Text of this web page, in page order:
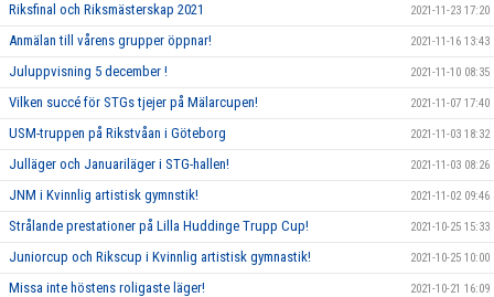
Riksfinal och Riksmästerskap 2021 2021-11-23 17:20
Anmälan till vårens grupper öppnar! 2021-11-16 13:43
Juluppvisning 5 december ! 2021-11-10 08:35
Vilken succé för STGs tjejer på Mälarcupen! 2021-11-07 17:40
USM-truppen på Rikstvåan i Göteborg 2021-11-03 18:32
Julläger och Januariläger i STG-hallen! 2021-11-03 08:26
JNM i Kvinnlig artistisk gymnstik! 2021-11-02 09:46
Strålande prestationer på Lilla Huddinge Trupp Cup! 2021-10-25 15:33
Juniorcup och Rikscup i Kvinnlig artistisk gymnastik! 2021-10-25 10:00
Missa inte höstens roligaste läger! 2021-10-21 16:09